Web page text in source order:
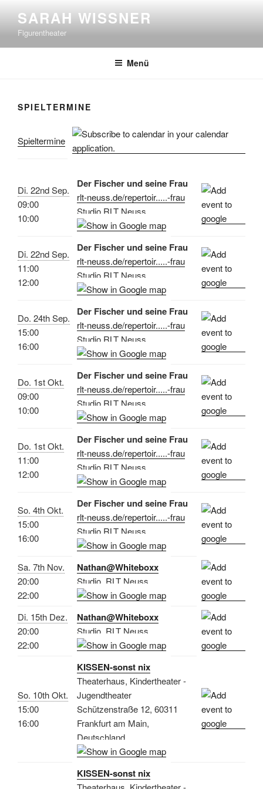
Inhalt
springen
SARAH WISSNER
Figurentheater
Menü
SPIELTERMINE
Spieltermine
Di. 22nd Sep.
09:00
10:00
Der Fischer und seine Frau
rlt-neuss.de/repertoir.....-frau
Studio RLT Neuss
Di. 22nd Sep.
11:00
12:00
Der Fischer und seine Frau
rlt-neuss.de/repertoir.....-frau
Studio RLT Neuss
Do. 24th Sep.
15:00
16:00
Der Fischer und seine Frau
rlt-neuss.de/repertoir.....-frau
Studio RLT Neuss
Do. 1st Okt.
09:00
10:00
Der Fischer und seine Frau
rlt-neuss.de/repertoir.....-frau
Studio RLT Neuss
Do. 1st Okt.
11:00
12:00
Der Fischer und seine Frau
rlt-neuss.de/repertoir.....-frau
Studio RLT Neuss
So. 4th Okt.
15:00
16:00
Der Fischer und seine Frau
rlt-neuss.de/repertoir.....-frau
Studio RLT Neuss
Sa. 7th Nov.
20:00
22:00
Nathan@Whiteboxx
Studio, RLT Neuss
Di. 15th Dez.
20:00
22:00
Nathan@Whiteboxx
Studio, RLT Neuss
So. 10th Okt.
15:00
16:00
KISSEN-sonst nix
Theaterhaus, Kindertheater -
Jugendtheater
Schützenstraße 12, 60311
Frankfurt am Main,
Deutschland
KISSEN-sonst nix